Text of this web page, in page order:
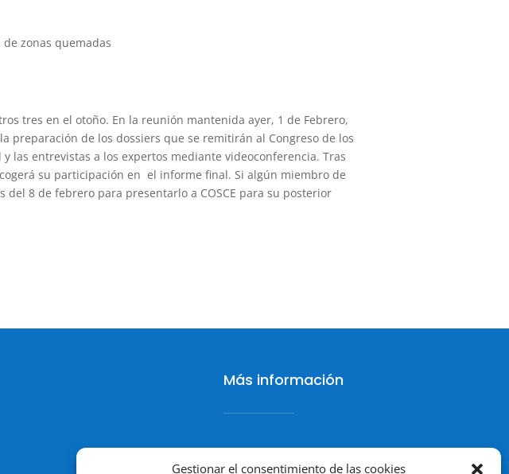
Gestionar el consentimiento de las cookies
zonas quemadas
tres en el otoño. En la reunión mantenida ayer, 1 de Febrero,
preparación de los dossiers que se remitirán al Congreso de los
las entrevistas a los expertos mediante videoconferencia. Tras
su participación en el informe final. Si algún miembro de
8 de febrero para presentarlo a COSCE para su posterior
Más información
Política de cookies